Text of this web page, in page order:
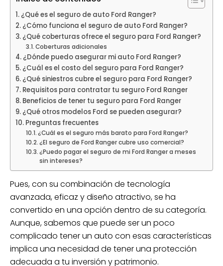
¿Qué es el seguro de auto Ford Ranger?
¿Cómo funciona el seguro de auto Ford Ranger?
¿Qué coberturas ofrece el seguro para Ford Ranger?
Coberturas adicionales
¿Dónde puedo asegurar mi auto Ford Ranger?
¿Cuál es el costo del seguro para Ford Ranger?
¿Qué siniestros cubre el seguro para Ford Ranger?
Requisitos para contratar tu seguro Ford Ranger
Beneficios de tener tu seguro para Ford Ranger
¿Qué otros modelos Ford se pueden asegurar?
Preguntas frecuentes
¿Cuál es el seguro más barato para Ford Ranger?
¿El seguro de Ford Ranger cubre uso comercial?
¿Puedo pagar el seguro de mi Ford Ranger a meses
sin intereses?
Pues, con su combinación de tecnología
avanzada, eficaz y diseño atractivo, se ha
convertido en una opción dentro de su categoría.
Aunque, sabemos que puede ser un poco
complicado tener un auto con esas características
implica una necesidad de tener una protección
adecuada a tu inversión y patrimonio.